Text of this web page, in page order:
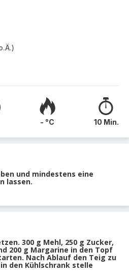
- °C 10 Min.
und mindestens eine
lassen.
300 g Mehl, 250 g Zucker,
200 g Margarine in den Topf
Nach Ablauf den Teig zu
den Kühlschrank stelle